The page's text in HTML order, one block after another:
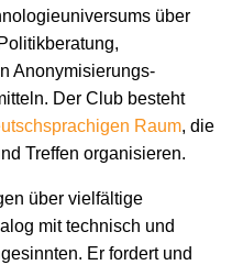
über
Anonymisierungs­
Der Club besteht
Raum, die
Treffen organisieren.
über vielfältige
mit technisch und
Er fordert und